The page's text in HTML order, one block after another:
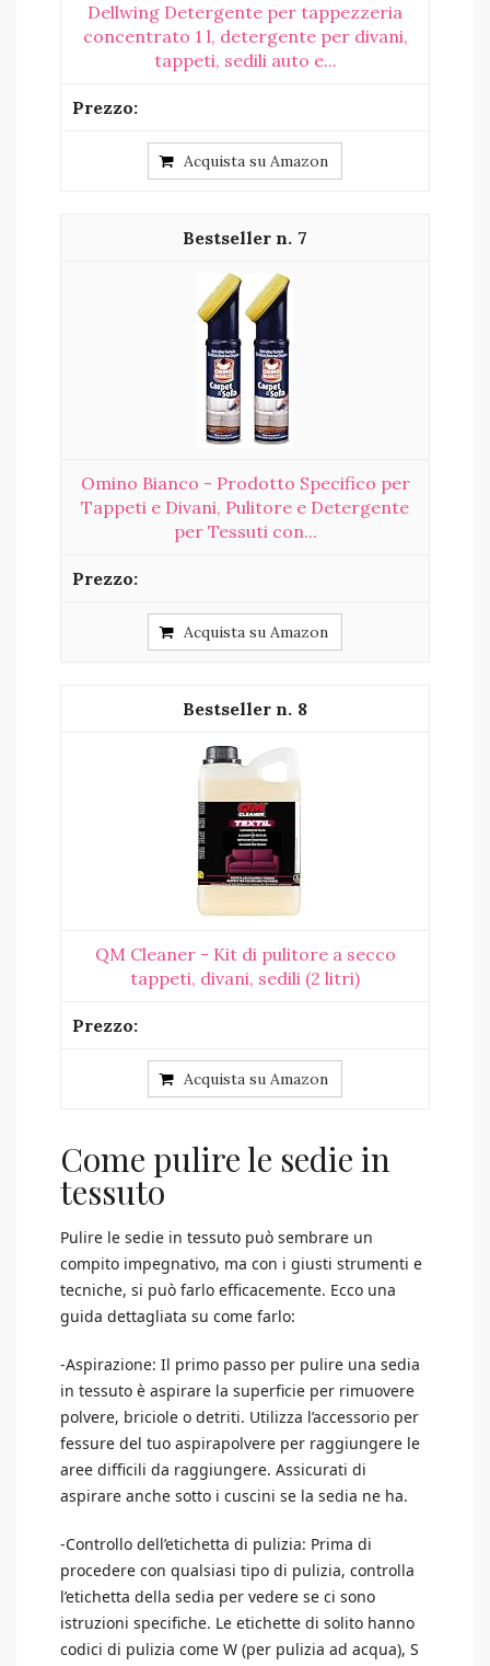
Dellwing Detergente per tappezzeria
concentrato 1 l, detergente per divani,
tappeti, sedili auto e...
Acquista su Amazon
7
Omino Bianco - Prodotto Specifico per
Tappeti e Divani, Pulitore e Detergente
per Tessuti con...
Acquista su Amazon
8
QM Cleaner - Kit di pulitore a secco
tappeti, divani, sedili (2 litri)
Acquista su Amazon
Come pulire le sedie in
tessuto
Pulire le sedie in tessuto può sembrare un
compito impegnativo, ma con i giusti strumenti e
tecniche, si può farlo efficacemente. Ecco una
guida dettagliata su come farlo:
-Aspirazione: Il primo passo per pulire una sedia
in tessuto è aspirare la superficie per rimuovere
polvere, briciole o detriti. Utilizza l’accessorio per
fessure del tuo aspirapolvere per raggiungere le
aree difficili da raggiungere. Assicurati di
aspirare anche sotto i cuscini se la sedia ne ha.
-Controllo dell’etichetta di pulizia: Prima di
procedere con qualsiasi tipo di pulizia, controlla
l’etichetta della sedia per vedere se ci sono
istruzioni specifiche. Le etichette di solito hanno
codici di pulizia come W (per pulizia ad acqua), S